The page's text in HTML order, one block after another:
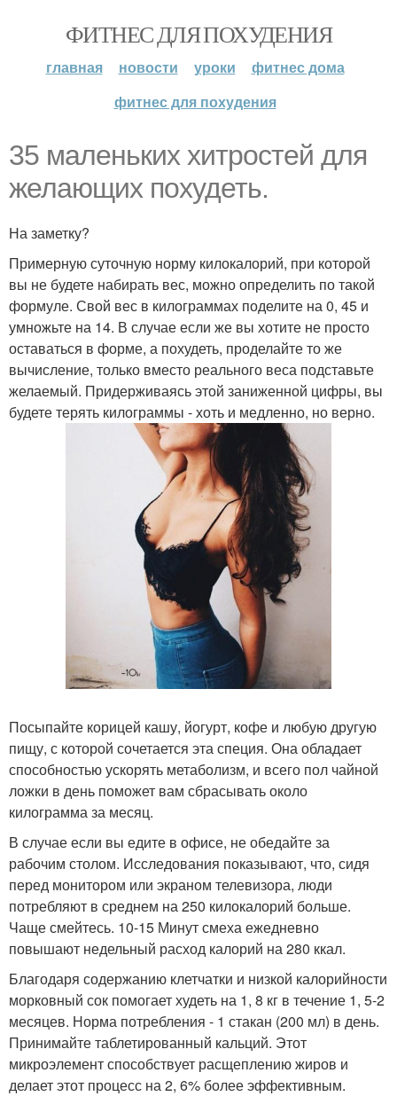
ФИТНЕС ДЛЯ ПОХУДЕНИЯ
главная новости уроки
фитнес дома
фитнес для похудения
35 маленьких хитростей для
желающих похудеть.
На заметку?
Примерную суточную норму килокалорий, при которой
вы не будете набирать вес, можно определить по такой
формуле. Свой вес в килограммах поделите на 0, 45 и
умножьте на 14. В случае если же вы хотите не просто
оставаться в форме, а похудеть, проделайте то же
вычисление, только вместо реального веса подставьте
желаемый. Придерживаясь этой заниженной цифры, вы
будете терять килограммы - хоть и медленно, но верно.
Посыпайте корицей кашу, йогурт, кофе и любую другую
пищу, с которой сочетается эта специя. Она обладает
способностью ускорять метаболизм, и всего пол чайной
ложки в день поможет вам сбрасывать около
килограмма за месяц.
В случае если вы едите в офисе, не обедайте за
рабочим столом. Исследования показывают, что, сидя
перед монитором или экраном телевизора, люди
потребляют в среднем на 250 килокалорий больше.
Чаще смейтесь. 10-15 Минут смеха ежедневно
повышают недельный расход калорий на 280 ккал.
Благодаря содержанию клетчатки и низкой калорийности
морковный сок помогает худеть на 1, 8 кг в течение 1, 5-2
месяцев. Норма потребления - 1 стакан (200 мл) в день.
Принимайте таблетированный кальций. Этот
микроэлемент способствует расщеплению жиров и
делает этот процесс на 2, 6% более эффективным.